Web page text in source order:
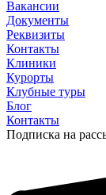
Вакансии
Документы
Реквизиты
Контакты
Клиники
Курорты
Клубные туры
Блог
Контакты
Подписка на